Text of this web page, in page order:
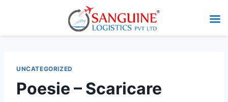
UNCATEGORIZED
Poesie – Scaricare